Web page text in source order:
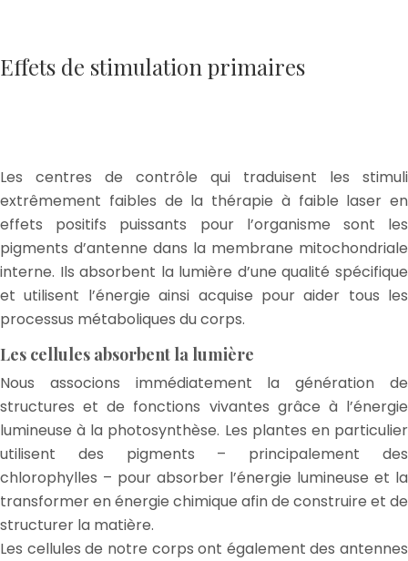
Effets de stimulation primaires
Les centres de contrôle qui traduisent les stimuli
extrêmement faibles de la thérapie à faible laser en
effets positifs puissants pour l’organisme sont les
pigments d’antenne dans la membrane mitochondriale
interne. Ils absorbent la lumière d’une qualité spécifique
et utilisent l’énergie ainsi acquise pour aider tous les
processus métaboliques du corps.
Les cellules absorbent la lumière
Nous associons immédiatement la génération de
structures et de fonctions vivantes grâce à l’énergie
lumineuse à la photosynthèse. Les plantes en particulier
utilisent des pigments – principalement des
chlorophylles – pour absorber l’énergie lumineuse et la
transformer en énergie chimique afin de construire et de
structurer la matière.
Les cellules de notre corps ont également des antennes